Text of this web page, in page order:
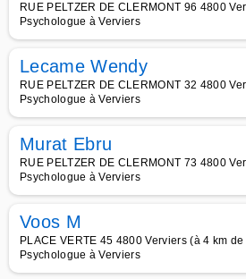
RUE PELTZER DE CLERMONT 96 4800
Psychologue à Verviers
Lecame Wendy
RUE PELTZER DE CLERMONT 32 4800
Psychologue à Verviers
Murat Ebru
RUE PELTZER DE CLERMONT 73 4800
Psychologue à Verviers
Voos M
PLACE VERTE 45 4800 Verviers (à 4 km
Psychologue à Verviers